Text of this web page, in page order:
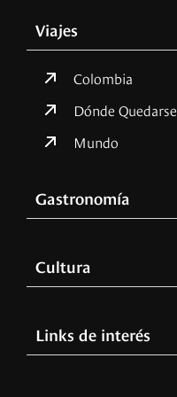
Viajes
Colombia
Dónde Quedarse
Mundo
Gastronomía
Cultura
Links de interés